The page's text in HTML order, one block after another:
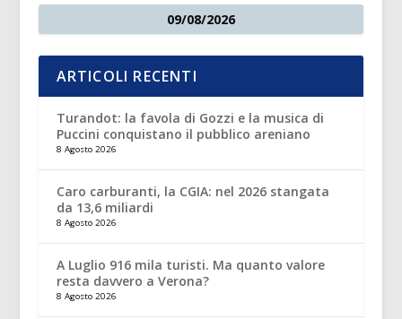
09/08/2026
ARTICOLI RECENTI
Turandot: la favola di Gozzi e la musica di
Puccini conquistano il pubblico areniano
8 Agosto 2026
Caro carburanti, la CGIA: nel 2026 stangata
da 13,6 miliardi
8 Agosto 2026
A Luglio 916 mila turisti. Ma quanto valore
resta davvero a Verona?
8 Agosto 2026